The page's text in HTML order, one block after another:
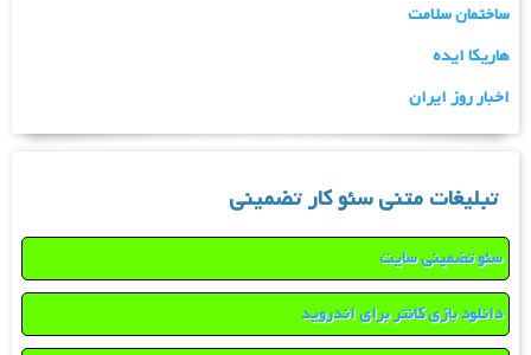
ساختمان سلامت
هاریکا ایده
اخبار روز ایران
تبلیغات متنی سئو کار تضمینی
سئو تضمینی سایت
دانلود بازی کانتر برای اندروید